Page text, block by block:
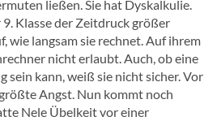
ließen. Sie hat Dyskalkulie.
Klasse der Zeitdruck größer
wie langsam sie rechnet. Auf ihrem
nicht erlaubt. Auch, ob eine
sein kann, weiß sie nicht sicher. Vor
Angst. Nun kommt noch
Nele Übelkeit vor einer